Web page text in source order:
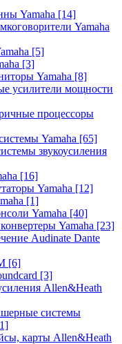
Yamaha [14]
Yamaha
[5]
[3]
Yamaha [8]
усилители мощности
процессоры
Yamaha [65]
звукоусиления
[16]
Yamaha [12]
[1]
Yamaha [40]
Yamaha [23]
Audinate Dante
[6]
[3]
Allen&Heath
системы
карты Allen&Heath